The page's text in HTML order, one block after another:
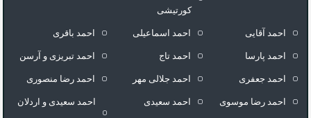
کورتیشی
احمد آقایی احمد اسماعیلی احمد باقری
احمد پارسا احمد تاج احمد تبریزی و آرسن
احمد جعفری احمد جلالی مهر احمد رضا منصوری
احمد رضا موسوی احمد سعیدی احمد سعیدی و اردلان